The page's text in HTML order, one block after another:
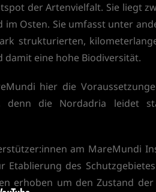
der Artenvielfalt. Sie liegt
Osten. Sie umfasst unter
strukturierten,
damit eine hohe Biodiversität.
hier die
denn die Nordadria leidet
am MareMundi
Etablierung des
erhoben um den Zustand der